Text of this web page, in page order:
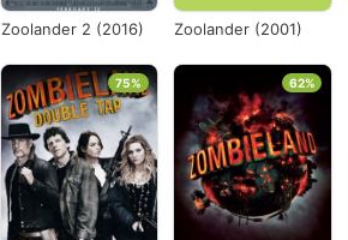
Zoolander 2 (2016) Zoolander (2001)
75% 62%